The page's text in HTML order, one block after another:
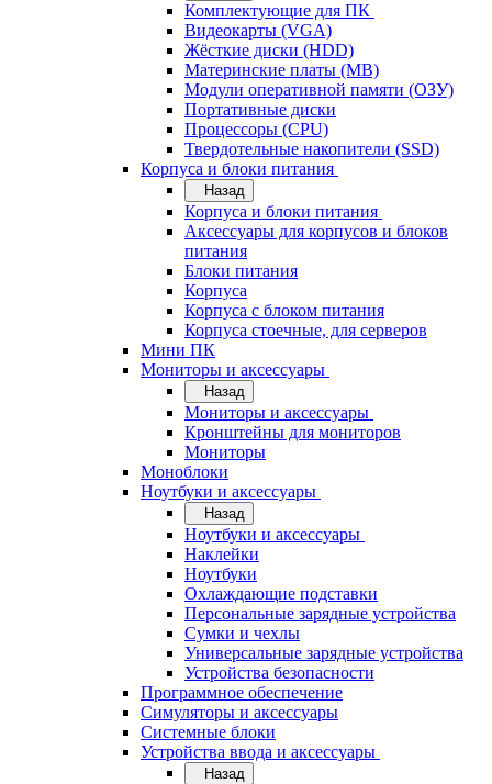
Комплектующие для ПК
Видеокарты (VGA)
Жёсткие диски (HDD)
Материнские платы (MB)
Модули оперативной памяти (ОЗУ)
Портативные диски
Процессоры (CPU)
Твердотельные накопители (SSD)
Корпуса и блоки питания
Назад
Корпуса и блоки питания
Аксессуары для корпусов и блоков
питания
Блоки питания
Корпуса
Корпуса с блоком питания
Корпуса стоечные, для серверов
Мини ПК
Мониторы и аксессуары
Назад
Мониторы и аксессуары
Кронштейны для мониторов
Мониторы
Моноблоки
Ноутбуки и аксессуары
Назад
Ноутбуки и аксессуары
Наклейки
Ноутбуки
Охлаждающие подставки
Персональные зарядные устройства
Сумки и чехлы
Универсальные зарядные устройства
Устройства безопасности
Программное обеспечение
Симуляторы и аксессуары
Системные блоки
Устройства ввода и аксессуары
Назад